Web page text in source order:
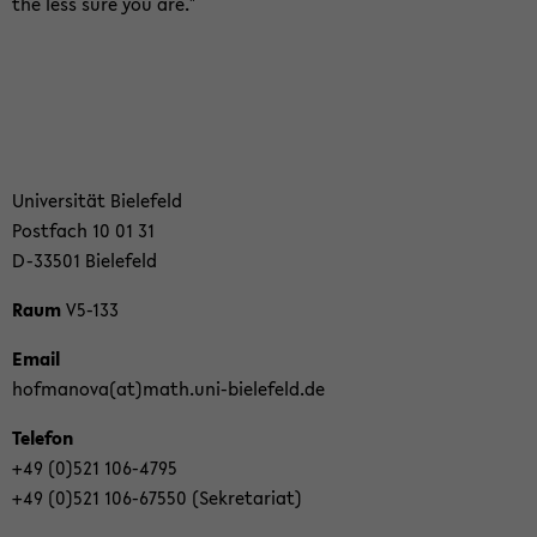
Uni­ver­si­tät Bie­le­feld
Post­fach 10 01 31
D-​33501 Bie­le­feld
RaumV5-​133
Email
hof­ma­no­va(at)math.uni-​bielefeld.de
Te­le­fon
+49 (0)521 106-​4795
+49 (0)521 106-​67550 (Se­kre­ta­ri­at)